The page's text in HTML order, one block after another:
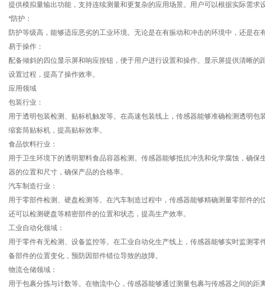
提供模拟量输出功能，支持连续测量和更复杂的应用场景。用户可以根据实际需求
*防护：
防护等级高，能够适应恶劣的工业环境。无论是在有振动和冲击的环境中，还是在
易于操作：
配备倾斜的四位显示屏和响应按钮，便于用户进行设置和操作。显示屏提供清晰
设置过程，提高了操作效率。
应用领域
包装行业：
用于透明包装检测、贴标机触发等。在高速包装线上，传感器能够准确检测透明
缩套筒贴标机，提高贴标效率。
食品饮料行业：
用于卫生环境下的透明塑料食品容器检测。传感器能够抵抗冲洗和化学腐蚀，确
器的位置和尺寸，确保产品的合格率。
汽车制造行业：
用于零部件检测、硬盘检测等。在汽车制造过程中，传感器能够精确测量零部件
还可以检测硬盘等精密部件的位置和状态，提高生产效率。
工业自动化领域：
用于零件有无检测、设备监控等。在工业自动化生产线上，传感器能够实时监测
备部件的位置变化，预防因部件错位导致的故障。
物流仓储领域：
用于包裹分拣与计数等。在物流中心，传感器能够通过测量包裹与传感器之间的